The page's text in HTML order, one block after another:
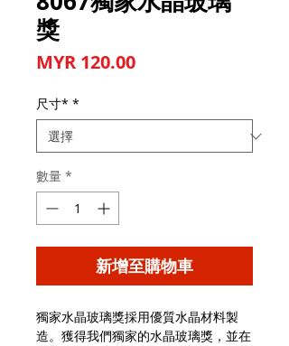
獎
MYR 120.00價格
尺寸* *
數量 *
新增至購物車
獨家水晶玻璃獎採用優質水晶材料製
造。獲得我們獨家的水晶玻璃獎，並在